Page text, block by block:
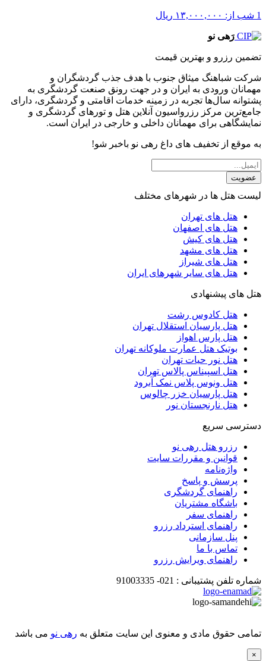
1 شب از: ۱۳,۰۰۰,۰۰۰ ریال
رَهی نو
تضمین رزرو و بهترین قیمت
شرکت شباهنگ میثاق جنوب با هدف جذب گردشگران و
مهمانان ورودی به ایران و در جهت رونق صنعت گردشگری به
پشتوانه سال‌ها تجربه در زمینه خدمات اقامتی و گردشگری، دارای
جامع‌ترین مرکز رزرواسیون آنلاین هتل و تورهای گردشگری و
نمایشگاهی برای مهمانان داخلی و خارجی در ایران است.
به موقع از تخفیف های داغ رهی نو باخبر شو!
عضویت
لیست هتل ها در شهرهای مختلف
هتل های تهران
هتل های اصفهان
هتل های کیش
هتل های مشهد
هتل های شیراز
هتل های سایر شهرهای ایران
هتل های پیشنهادی
هتل کادوس رشت
هتل پارسیان استقلال تهران
هتل پارس اهواز
بوتیک هتل عمارت ملوکانه تهران
هتل نور حیات تهران
هتل اسپیناس پالاس تهران
هتل ونوس پلاس نمک آبرود
هتل پارسیان خزر چالوس
هتل نارنجستان نور
دسترسی سریع
رزرو هتل رهی نو
قوانین و مقررات سایت
واژه‌نامه
پرسش و پاسخ
راهنمای گردشگری
باشگاه مشتریان
راهنمای سفر
راهنمای استرداد رزرو
پنل سازمانی
تماس با ما
راهنمای ویرایش رزرو
شماره تلفن پشتیبانی : 021-
91003335
تمامی حقوق مادی و معنوی این سایت متعلق به رهی نو می باشد
×